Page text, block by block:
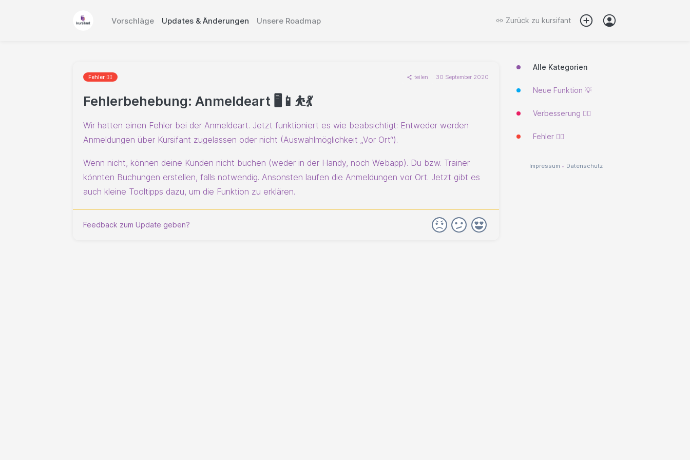
Vorschläge Updates & Änderungen Unsere Roadmap Zurück zu kursifant
Fehler 🐱‍💻 teilen 30 September 2020
Fehlerbehebung: Anmeldeart 🖥️📱⛹️💃
Wir hatten einen Fehler bei der Anmeldeart. Jetzt funktioniert es wie beabsichtigt: Entweder werden
Anmeldungen über Kursifant zugelassen oder nicht (Auswahlmöglichkeit „Vor Ort“).
Wenn nicht, können deine Kunden nicht buchen (weder in der Handy, noch Webapp). Du bzw. Trainer
könnten Buchungen erstellen, falls notwendig. Ansonsten laufen die Anmeldungen vor Ort. Jetzt gibt es
auch kleine Tooltipps dazu, um die Funktion zu erklären.
Feedback zum Update geben?
Alle Kategorien
Neue Funktion 💡
Verbesserung 🐱‍🏍
Fehler 🐱‍💻
Impressum • Datenschutz